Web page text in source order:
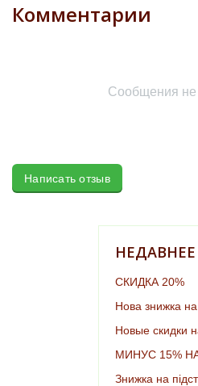
Комментарии
Сообщения
Написать отзыв
НЕДАВНЕЕ
СКИДКА 20%
Нова знижка
Новые скидки
МИНУС 15%
Знижка на